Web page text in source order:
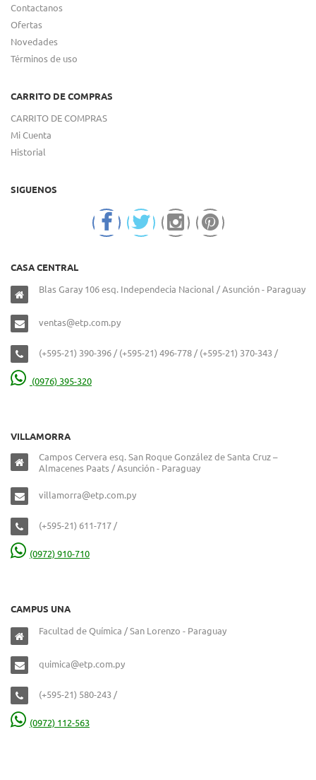
Contactanos
Ofertas
Novedades
Términos de uso
CARRITO DE COMPRAS
CARRITO DE COMPRAS
Mi Cuenta
Historial
SIGUENOS
CASA CENTRAL
Blas Garay 106 esq. Independecia Nacional / Asunción - Paraguay
ventas@etp.com.py
(+595-21) 390-396 / (+595-21) 496-778 / (+595-21) 370-343 /
(0976) 395-320
VILLAMORRA
Campos Cervera esq. San Roque González de Santa Cruz –
Almacenes Paats / Asunción - Paraguay
villamorra@etp.com.py
(+595-21) 611-717 /
(0972) 910-710
CAMPUS UNA
Facultad de Química / San Lorenzo - Paraguay
quimica@etp.com.py
(+595-21) 580-243 /
(0972) 112-563